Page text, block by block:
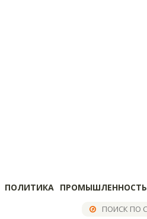
ПОЛИТИКА ПРОМЫШЛЕННОСТЬ